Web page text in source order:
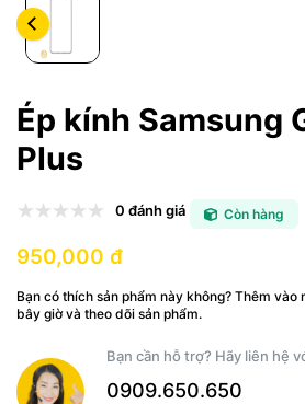
Ép kính Samsung
Plus
0 đánh giá Còn hàng
950,000 đ
Bạn có thích sản phẩm này không? Thêm vào
bây giờ và theo dõi sản phẩm.
Bạn cần hỗ trợ? Hãy liên hệ
0909.650.650